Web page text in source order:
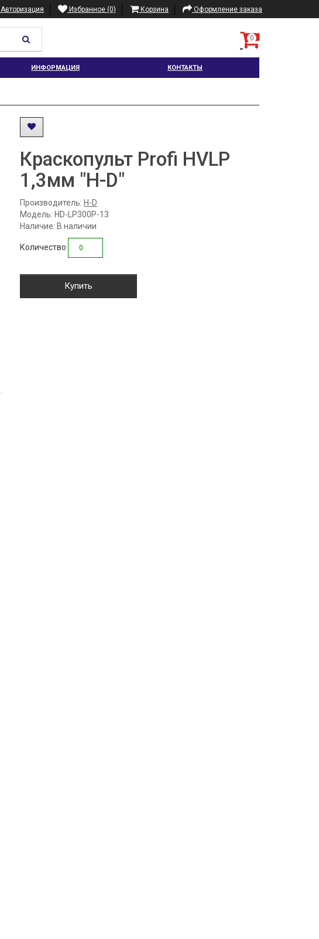
Авторизация Избранное (0) Корзина Оформление заказа
0
ИНФОРМАЦИЯ КОНТАКТЫ
Краскопульт Profi HVLP
1,3мм "H-D"
Производитель: H-D
Модель: HD-LP300P-13
Наличие: В наличии
Количество
Купить